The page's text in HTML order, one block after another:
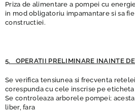
Priza de alimentare a pompei cu
in mod obligatoriu impamantare si sa
constructiei.
5. OPERATII PRELIMINARE INAINTE
Se verifica tensiunea si frecventa
corespunda cu cele inscrise pe eticheta
Se controleaza arborele pompei;
liber, fara